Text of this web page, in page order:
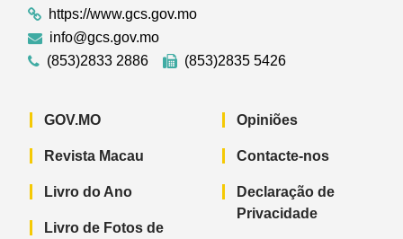
https://www.gcs.gov.mo
info@gcs.gov.mo
(853)2833 2886
(853)2835 5426
GOV.MO
Revista Macau
Livro do Ano
Livro de Fotos de
Opiniões
Contacte-nos
Declaração de
Privacidade